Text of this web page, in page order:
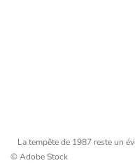
La tempête de 1987 reste un
© Adobe Stock